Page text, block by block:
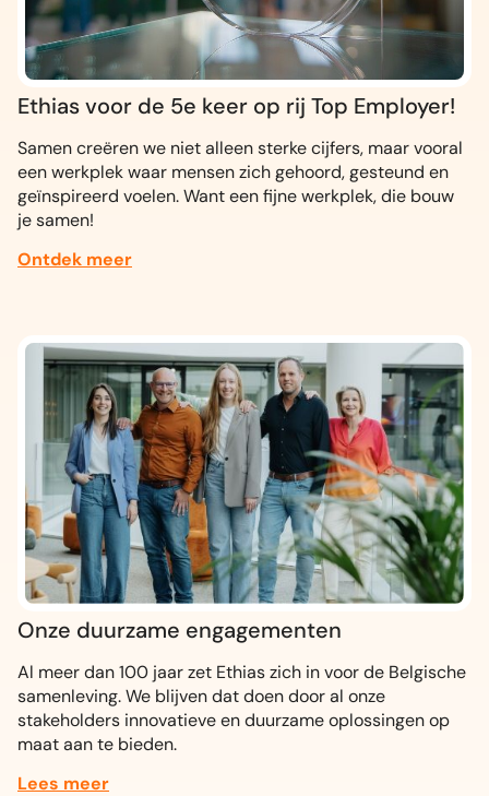
Ethias voor de 5e keer op rij Top Employer!
Samen creëren we niet alleen sterke cijfers, maar vooral
een werkplek waar mensen zich gehoord, gesteund en
geïnspireerd voelen. Want een fijne werkplek, die bouw
je samen!
Ontdek meer
Onze duurzame engagementen
Al meer dan 100 jaar zet Ethias zich in voor de Belgische
samenleving. We blijven dat doen door al onze
stakeholders innovatieve en duurzame oplossingen op
maat aan te bieden.
Lees meer